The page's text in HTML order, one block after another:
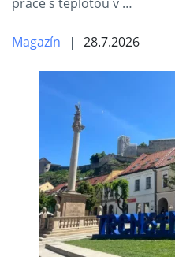
Magazín 28.7.2026